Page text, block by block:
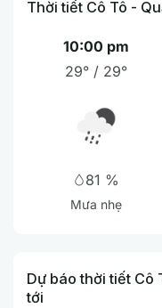
Thời tiết Cô Tô -
10:00 pm
29° / 29°
81 %
Mưa nhẹ
Dự báo thời tiết Cô
tới